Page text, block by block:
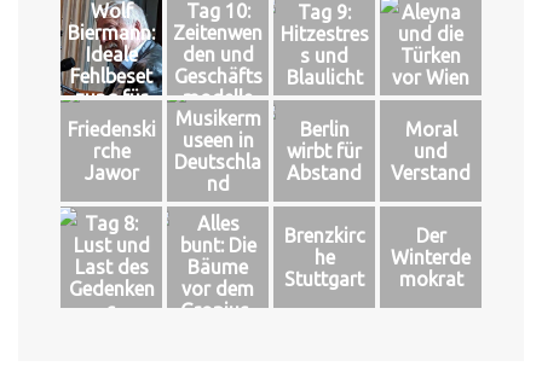
Wolf
Biermann:
Ideale
Fehlbeset
zung für
das große
Glück
Tag 10:
Zeitenwen
den und
Geschäfts
modelle
Tag 9:
Hitzestres
s und
Blaulicht
Aleyna
und die
Türken
vor Wien
Friedenski
rche
Jawor
Musikerm
useen in
Deutschla
nd
Berlin
wirbt für
Abstand
Moral
und
Verstand
Tag 8:
Lust und
Last des
Gedenken
s
Alles
bunt: Die
Bäume
vor dem
Gropius-
Brenzkirc
he
Stuttgart
Der
Winterde
mokrat